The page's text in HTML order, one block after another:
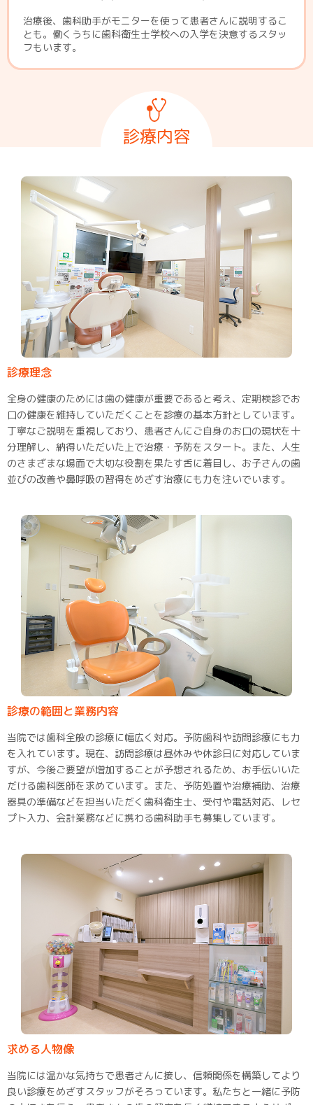
治療後、歯科助手がモニターを使って患者さんに説明するこ
とも。働くうちに歯科衛生士学校への入学を決意するスタッ
フもいます。
診療内容
診療理念
全身の健康のためには歯の健康が重要であると考え、定期検診でお
口の健康を維持していただくことを診療の基本方針としています。
丁寧なご説明を重視しており、患者さんにご自身のお口の現状を十
分理解し、納得いただいた上で治療・予防をスタート。また、人生
のさまざまな場面で大切な役割を果たす舌に着目し、お子さんの歯
並びの改善や鼻呼吸の習得をめざす治療にも力を注いでいます。
診療の範囲と業務内容
当院では歯科全般の診療に幅広く対応。予防歯科や訪問診療にも力
を入れています。現在、訪問診療は昼休みや休診日に対応していま
すが、今後ご要望が増加することが予想されるため、お手伝いいた
だける歯科医師を求めています。また、予防処置や治療補助、治療
器具の準備などを担当いただく歯科衛生士、受付や電話対応、レセ
プト入力、会計業務などに携わる歯科助手も募集しています。
求める人物像
当院には温かな気持ちで患者さんに接し、信頼関係を構築してより
良い診療をめざすスタッフがそろっています。私たちと一緒に予防